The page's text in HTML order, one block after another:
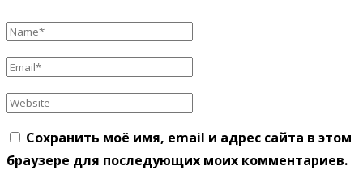
Сохранить моё имя, email и адрес сайта в этом
браузере для последующих моих комментариев.